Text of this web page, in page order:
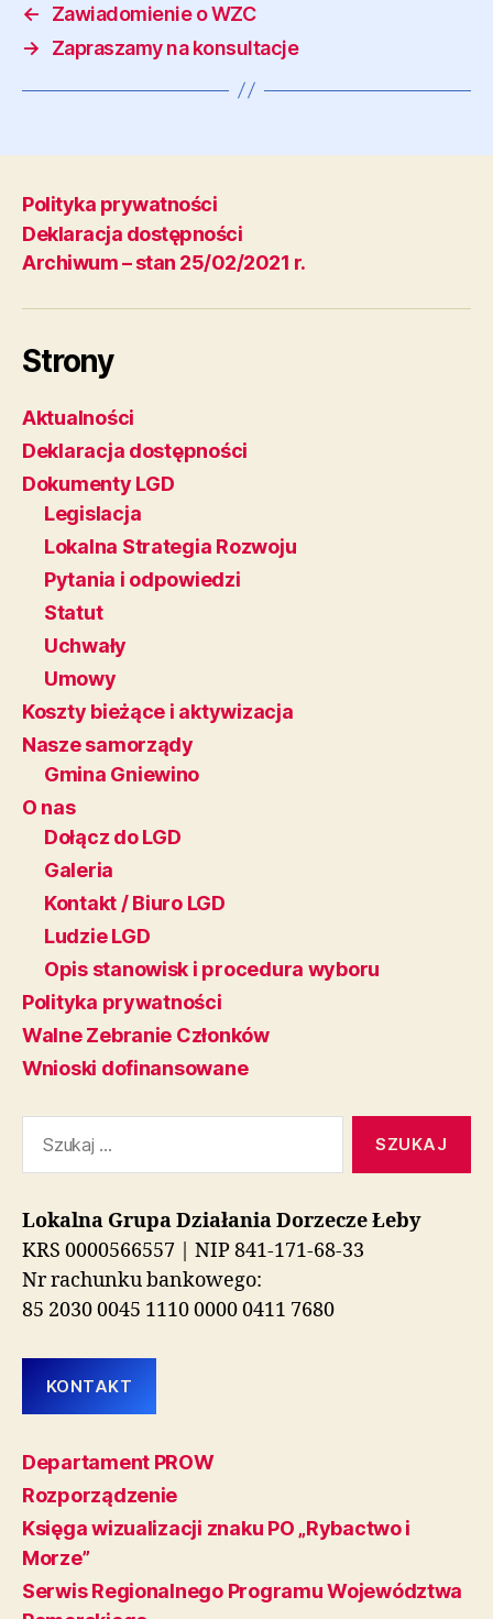
←
Zawiadomienie o WZC
→
Zapraszamy na konsultacje
Polityka prywatności
Deklaracja dostępności
Archiwum – stan 25/02/2021 r.
Strony
Aktualności
Deklaracja dostępności
Dokumenty LGD
Legislacja
Lokalna Strategia Rozwoju
Pytania i odpowiedzi
Statut
Uchwały
Umowy
Koszty bieżące i aktywizacja
Nasze samorządy
Gmina Gniewino
O nas
Dołącz do LGD
Galeria
Kontakt / Biuro LGD
Ludzie LGD
Opis stanowisk i procedura wyboru
Polityka prywatności
Walne Zebranie Członków
Wnioski dofinansowane
Lokalna Grupa Działania Dorzecze Łeby
KRS 0000566557 | NIP 841-171-68-33
Nr rachunku bankowego:
85 2030 0045 1110 0000 0411 7680
KONTAKT
Departament PROW
Rozporządzenie
Księga wizualizacji znaku PO „Rybactwo i
Morze”
Serwis Regionalnego Programu Województwa